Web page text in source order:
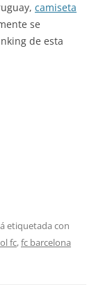
camiseta
se
de esta
etiquetada con
fc,fc barcelona